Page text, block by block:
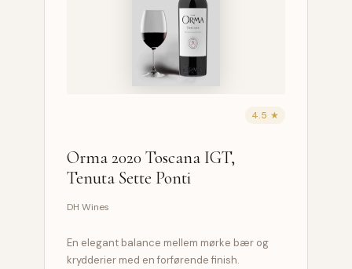
4.5 ★
Orma 2020 Toscana IGT,
Tenuta Sette Ponti
DH Wines
En elegant balance mellem mørke bær og
krydderier med en forførende finish.